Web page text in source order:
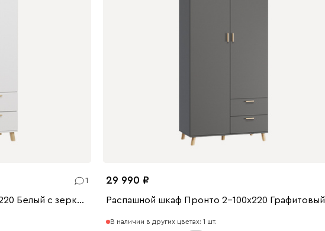
1
Распашной шкаф Пронто 2-100x220 Белый с зеркалом
29 990
Распашной шкаф Пронто 2-100x220 Графитовый
В наличии в других цветах: 1 шт.